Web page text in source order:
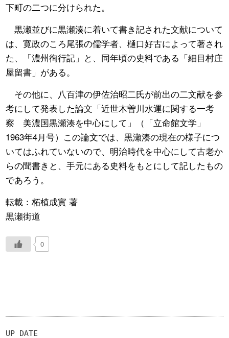
下町の二つに分けられた。
黒瀬並びに黒瀬湊に着いて書き記された文献について
は、寛政のころ尾張の儒学者、樋口好古によって著され
た、「濃州徇行記」と、同年頃の史料である「細目村庄
屋留書」がある。
その他に、八百津の伊佐治昭二氏が前出の二文献を参
考にして発表した論文「近世木曽川水運に関する一考
察 美濃国黒瀬湊を中心にして」（「立命館文学」
1963年4月号）この論文では、黒瀬湊の現在の様子につ
いてはふれていないので、明治時代を中心にして古老か
らの聞書きと、手元にある史料をもとにして記したもの
であろう。
転載：柘植成實 著
黒瀬街道
0
UP DATE